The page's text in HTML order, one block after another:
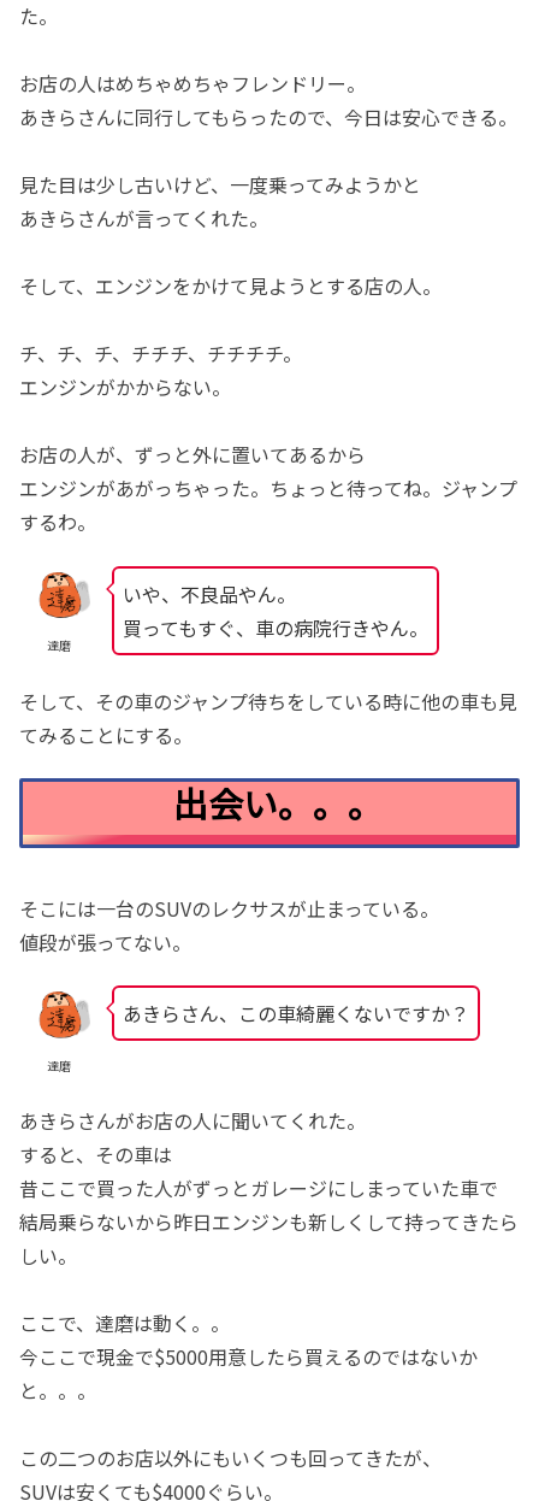
た。
お店の人はめちゃめちゃフレンドリー。
あきらさんに同行してもらったので、今日は安心できる。
見た目は少し古いけど、一度乗ってみようかと
あきらさんが言ってくれた。
そして、エンジンをかけて見ようとする店の人。
チ、チ、チ、チチチ、チチチチ。
エンジンがかからない。
お店の人が、ずっと外に置いてあるから
エンジンがあがっちゃった。ちょっと待ってね。ジャンプ
するわ。
達磨
いや、不良品やん。
買ってもすぐ、車の病院行きやん。
そして、その車のジャンプ待ちをしている時に他の車も見
てみることにする。
出会い。。。
そこには一台のSUVのレクサスが止まっている。
値段が張ってない。
達磨
あきらさん、この車綺麗くないですか？
あきらさんがお店の人に聞いてくれた。
すると、その車は
昔ここで買った人がずっとガレージにしまっていた車で
結局乗らないから昨日エンジンも新しくして持ってきたら
しい。
ここで、達磨は動く。。
今ここで現金で$5000用意したら買えるのではないか
と。。。
この二つのお店以外にもいくつも回ってきたが、
SUVは安くても$4000ぐらい。